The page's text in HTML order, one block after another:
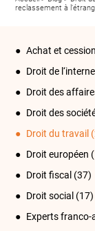
reclassement à
Achat et
Droit de
Droit des
Droit des
Droit du travail
Droit européen
Droit fiscal (37)
Droit social (17)
Experts franco-